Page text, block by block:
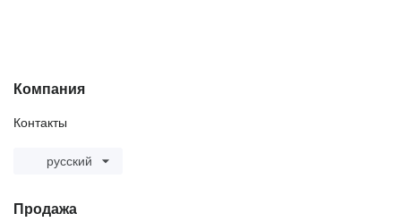
Компания
Контакты
русский
Продажа